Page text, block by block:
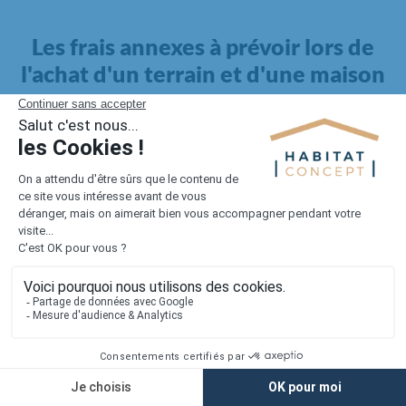
Les frais annexes à prévoir lors de
l'achat d'un terrain et d'une maison
Il faut également intégrer à votre budget, les
pour la maison. Outre l'achat du terrain et la construction, il
faut prendre en compte la viabilisation si elle n'est pas
proposée par le constructeur. Les frais de raccordements et les
taxes éventuelles coûtent entre 5 000 et 15 000 euros selon la
localisation du terrain et son accès.
Quant auxfrais de notaire
Lorsque vous vous tournez vers une maison existante, il sera
nécessaire de faire des travaux de rénovation. Ceux-ci sont
souvent coûteux et doivent être ajoutés au prix de l'achat